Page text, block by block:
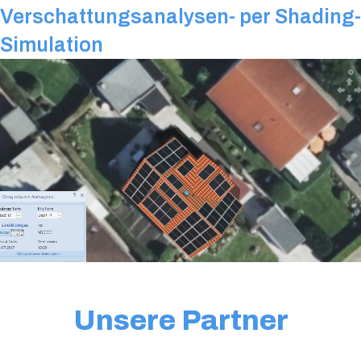
Verschattungsanalysen- per Shading-
Simulation
Unsere Partner